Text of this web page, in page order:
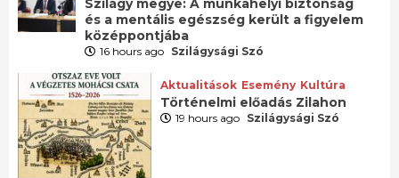
Szilágy megye: A munkahelyi biztonság
és a mentális egészség került a figyelem
középpontjába
16 hours ago Szilágysági Szó
Aktualitások Esemény Kultúra
Történelmi előadás Zilahon
19 hours ago Szilágysági Szó